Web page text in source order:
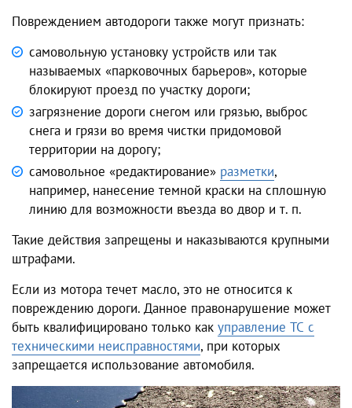
Повреждением автодороги также могут признать:
самовольную установку устройств или так
называемых «парковочных барьеров», которые
блокируют проезд по участку дороги;
загрязнение дороги снегом или грязью, выброс
снега и грязи во время чистки придомовой
территории на дорогу;
самовольное «редактирование» разметки,
например, нанесение темной краски на сплошную
линию для возможности въезда во двор и т. п.
Такие действия запрещены и наказываются крупными
штрафами.
Если из мотора течет масло, это не относится к
повреждению дороги. Данное правонарушение может
быть квалифицировано только как управление ТС с
техническими неисправностями, при которых
запрещается использование автомобиля.